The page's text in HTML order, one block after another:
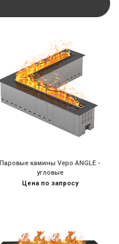
Паровые камины Vepo ANGLE -
угловые
Цена по запросу